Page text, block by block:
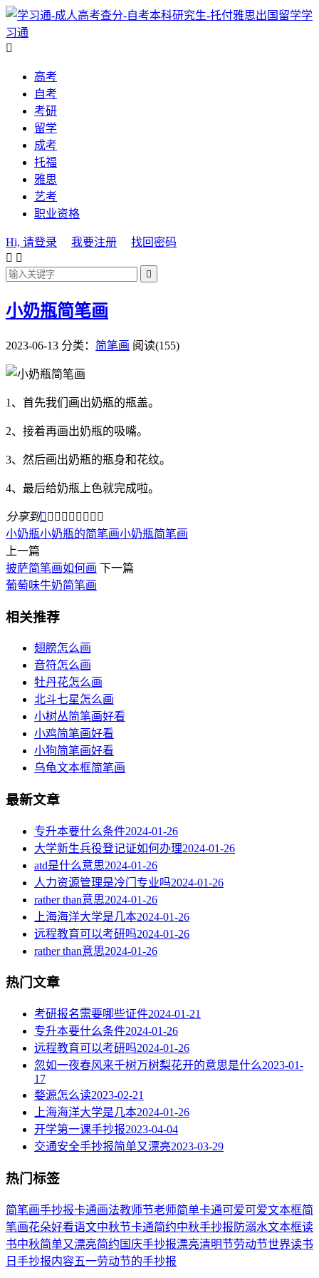
学
习通

高考
自考
考研
留学
成考
托福
雅思
艺考
职业资格
Hi, 请登录 我要注册
找回密码
 

小奶瓶简笔画
2023-06-13 分类： 简笔画 阅读(155)
1、首先我们画出奶瓶的瓶盖。
2、接着再画出奶瓶的吸嘴。
3、然后画出奶瓶的瓶身和花纹。
4、最后给奶瓶上色就完成啦。
分享到        
小奶瓶小奶瓶的简笔画小奶瓶简笔画
上一篇
披萨简笔画如何画 下一篇
葡萄味牛奶简笔画
相关推荐
翅膀怎么画
音符怎么画
牡丹花怎么画
北斗七星怎么画
小树丛简笔画好看
小鸡简笔画好看
小狗简笔画好看
乌龟文本框简笔画
最新文章
专升本要什么条件2024-01-26
大学新生兵役登记证如何办理2024-01-26
atd是什么意思2024-01-26
人力资源管理是冷门专业吗2024-01-26
rather than意思2024-01-26
上海海洋大学是几本2024-01-26
远程教育可以考研吗2024-01-26
rather than意思2024-01-26
热门文章
考研报名需要哪些证件2024-01-21
专升本要什么条件2024-01-26
远程教育可以考研吗2024-01-26
忽如一夜春风来千树万树梨花开的意思是什么2023-01-
17
婺源怎么读2023-02-21
上海海洋大学是几本2024-01-26
开学第一课手抄报2023-04-04
交通安全手抄报简单又漂亮2023-03-29
热门标签
简笔画手抄报卡通画法教师节老师简单卡通可爱可爱文本框简
笔画花朵好看语文中秋节卡通简约中秋手抄报 防溺水文本框读
书中秋简单又漂亮简约 国庆手抄报漂亮清明节劳动节世界读书
日 手抄报内容五一劳动节的手抄报